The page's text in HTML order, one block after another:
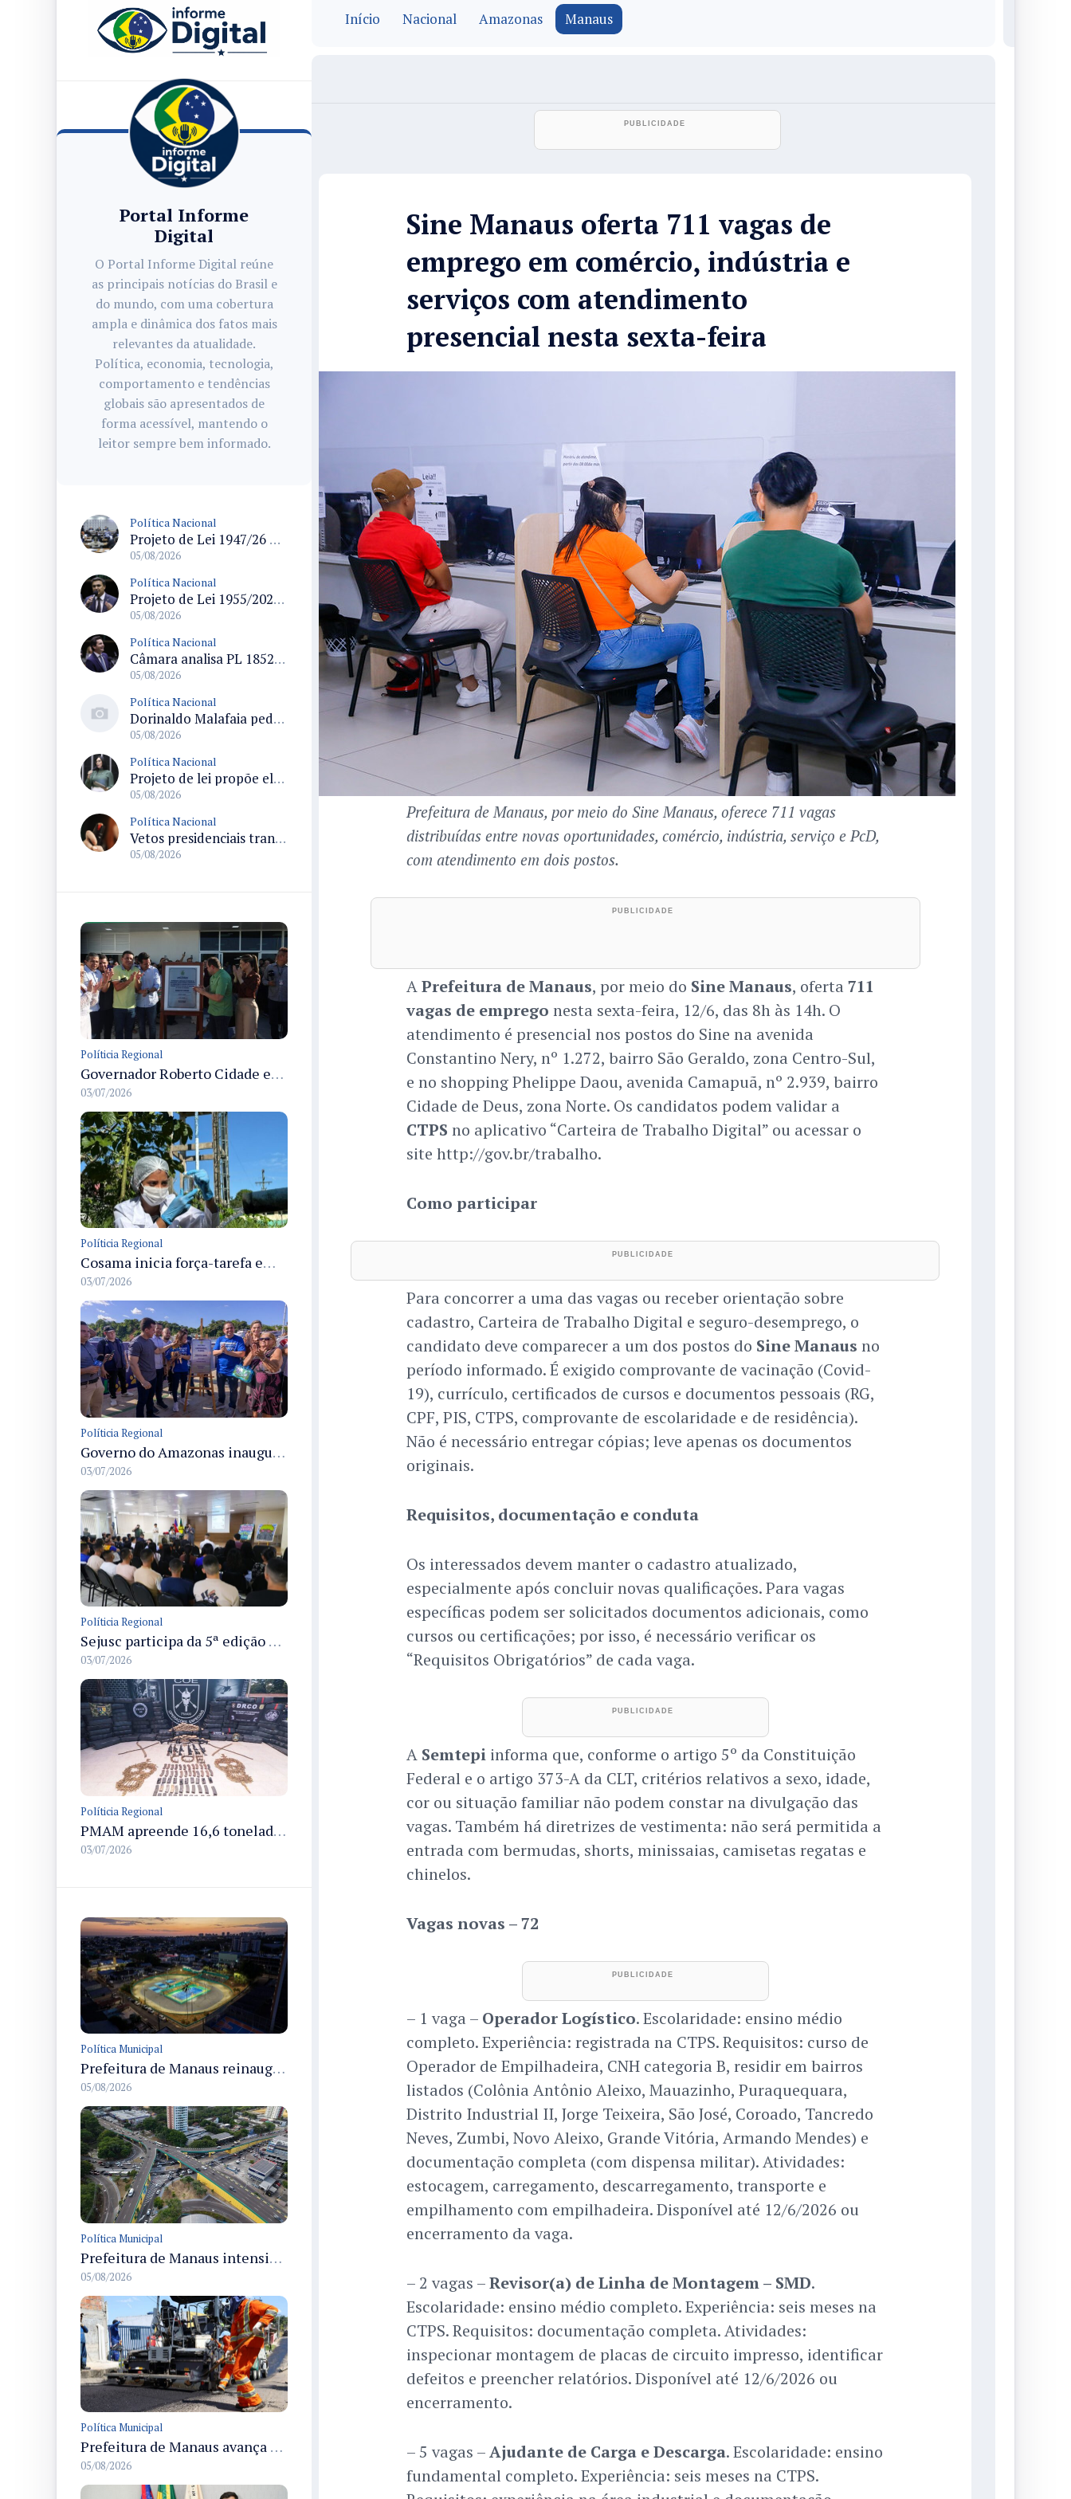
Portal Informe
Digital
O Portal Informe Digital reúne
as principais notícias do Brasil e
do mundo, com uma cobertura
ampla e dinâmica dos fatos mais
relevantes da atualidade.
Política, economia, tecnologia,
comportamento e tendências
globais são apresentados de
forma acessível, mantendo o
leitor sempre bem informado.
Política Nacional
Projeto de Lei 1947/26 propõe fim de margens para cartão de crédito e consignado do INSS
05/08/2026
Política Nacional
Projeto de Lei 1955/2026 propõe criação de geração livre de fumo ao restringir venda de vapes a nascidos desde 1º de janeiro de 2009
05/08/2026
Política Nacional
Câmara analisa PL 1852/26 que institui Política Nacional de Gestão de Desempenho e Eficiência para servidores públicos
05/08/2026
Política Nacional
Dorinaldo Malafaia pede vacinação ativa ao Ministério da Saúde para reverter queda na cobertura vacinal no Brasil
05/08/2026
Política Nacional
Projeto de lei propõe elevar para R$ 250 mil limite de isenção do IPI para pessoas com deficiência e autismo
05/08/2026
Política Nacional
Vetos presidenciais trancam a pauta do Congresso com 87 itens pendentes e incluem trechos do Orçamento de 2026
05/08/2026
Políticia Regional
Governador Roberto Cidade entrega readequação do ambulatório da FCecon e amplia capacidade de atendimento oncológico em Manaus
03/07/2026
Políticia Regional
Cosama inicia força-tarefa em Anamã para fortalecer abastecimento de água e segurança hídrica da população
03/07/2026
Políticia Regional
Governo do Amazonas inaugura primeiro Castramóvel Fluvial para atendimento veterinário às comunidades ribeirinhas e castração gratuita
03/07/2026
Políticia Regional
Sejusc participa da 5ª edição do Caminhos Literários com foco na cultura hip-hop nas unidades socioeducativas
03/07/2026
Políticia Regional
PMAM apreende 16,6 toneladas de entorpecentes e registra aumento nas prisões em flagrante e nas capturas de foragidos no primeiro semestre de 2026
03/07/2026
Política Municipal
Prefeitura de Manaus reinaugura o Velódromo Professora Alzira Campos e entrega espaço esportivo totalmente revitalizado
05/08/2026
Política Municipal
Prefeitura de Manaus intensifica obras de modernização no viaduto Miguel Arraes para ampliar segurança e acessibilidade na região
05/08/2026
Política Municipal
Prefeitura de Manaus avança com recapeamento no Parque Rio Solimões e cobre cerca de 30 ruas
05/08/2026
Início Nacional Amazonas Manaus
Sine Manaus oferta 711 vagas de
emprego em comércio, indústria e
serviços com atendimento
presencial nesta sexta-feira
Prefeitura de Manaus, por meio do Sine Manaus, oferece 711 vagas
distribuídas entre novas oportunidades, comércio, indústria, serviço e PcD,
com atendimento em dois postos.
APrefeitura de Manaus, por meio do Sine Manaus, oferta 711
vagas de emprego nesta sexta-feira, 12/6, das 8h às 14h. O
atendimento é presencial nos postos do Sine na avenida
Constantino Nery, nº 1.272, bairro São Geraldo, zona Centro-Sul,
e no shopping Phelippe Daou, avenida Camapuã, nº 2.939, bairro
Cidade de Deus, zona Norte. Os candidatos podem validar a
CTPS no aplicativo “Carteira de Trabalho Digital” ou acessar o
site http://gov.br/trabalho.
Como participar
Para concorrer a uma das vagas ou receber orientação sobre
cadastro, Carteira de Trabalho Digital e seguro-desemprego, o
candidato deve comparecer a um dos postos do Sine Manaus no
período informado. É exigido comprovante de vacinação (Covid-
19), currículo, certificados de cursos e documentos pessoais (RG,
CPF, PIS, CTPS, comprovante de escolaridade e de residência).
Não é necessário entregar cópias; leve apenas os documentos
originais.
Requisitos, documentação e conduta
Os interessados devem manter o cadastro atualizado,
especialmente após concluir novas qualificações. Para vagas
específicas podem ser solicitados documentos adicionais, como
cursos ou certificações; por isso, é necessário verificar os
“Requisitos Obrigatórios” de cada vaga.
A Semtepiinforma que, conforme o artigo 5º da Constituição
Federal e o artigo 373-A da CLT, critérios relativos a sexo, idade,
cor ou situação familiar não podem constar na divulgação das
vagas. Também há diretrizes de vestimenta: não será permitida a
entrada com bermudas, shorts, minissaias, camisetas regatas e
chinelos.
Vagas novas – 72
– 1 vaga – Operador Logístico. Escolaridade: ensino médio
completo. Experiência: registrada na CTPS. Requisitos: curso de
Operador de Empilhadeira, CNH categoria B, residir em bairros
listados (Colônia Antônio Aleixo, Mauazinho, Puraquequara,
Distrito Industrial II, Jorge Teixeira, São José, Coroado, Tancredo
Neves, Zumbi, Novo Aleixo, Grande Vitória, Armando Mendes) e
documentação completa (com dispensa militar). Atividades:
estocagem, carregamento, descarregamento, transporte e
empilhamento com empilhadeira. Disponível até 12/6/2026 ou
encerramento da vaga.
– 2 vagas –Revisor(a) de Linha de Montagem – SMD.
Escolaridade: ensino médio completo. Experiência: seis meses na
CTPS. Requisitos: documentação completa. Atividades:
inspecionar montagem de placas de circuito impresso, identificar
defeitos e preencher relatórios. Disponível até 12/6/2026 ou
encerramento.
– 5 vagas –Ajudante de Carga e Descarga. Escolaridade: ensino
fundamental completo. Experiência: seis meses na CTPS.